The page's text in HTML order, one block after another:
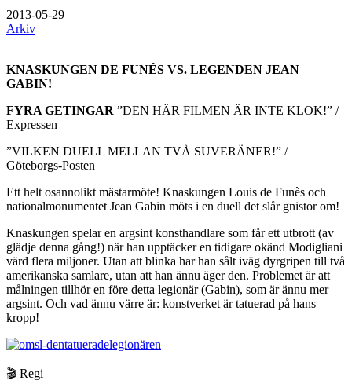
2013-05-29
Arkiv
KNASKUNGEN DE FUNÉS VS. LEGENDEN JEAN
GABIN!
FYRA GETINGAR ”DEN HÄR FILMEN ÄR INTE KLOK!” /
Expressen
”VILKEN DUELL MELLAN TVÅ SUVERÄNER!” /
Göteborgs-Posten
Ett helt osannolikt mästarmöte! Knaskungen Louis de Funès och
nationalmonumentet Jean Gabin möts i en duell det slår gnistor om!
Knaskungen spelar en argsint konsthandlare som får ett utbrott (av
glädje denna gång!) när han upptäcker en tidigare okänd Modigliani
värd flera miljoner. Utan att blinka har han sålt iväg dyrgripen till två
amerikanska samlare, utan att han ännu äger den. Problemet är att
målningen tillhör en före detta legionär (Gabin), som är ännu mer
argsint. Och vad ännu värre är: konstverket är tatuerad på hans
kropp!
🎬 Regi